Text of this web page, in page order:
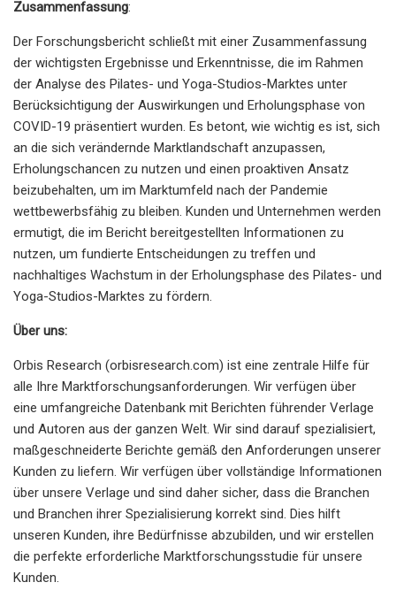
Zusammenfassung:
Der Forschungsbericht schließt mit einer Zusammenfassung
der wichtigsten Ergebnisse und Erkenntnisse, die im Rahmen
der Analyse des Pilates- und Yoga-Studios-Marktes unter
Berücksichtigung der Auswirkungen und Erholungsphase von
COVID-19 präsentiert wurden. Es betont, wie wichtig es ist, sich
an die sich verändernde Marktlandschaft anzupassen,
Erholungschancen zu nutzen und einen proaktiven Ansatz
beizubehalten, um im Marktumfeld nach der Pandemie
wettbewerbsfähig zu bleiben. Kunden und Unternehmen werden
ermutigt, die im Bericht bereitgestellten Informationen zu
nutzen, um fundierte Entscheidungen zu treffen und
nachhaltiges Wachstum in der Erholungsphase des Pilates- und
Yoga-Studios-Marktes zu fördern.
Über uns:
Orbis Research (orbisresearch.com) ist eine zentrale Hilfe für
alle Ihre Marktforschungsanforderungen. Wir verfügen über
eine umfangreiche Datenbank mit Berichten führender Verlage
und Autoren aus der ganzen Welt. Wir sind darauf spezialisiert,
maßgeschneiderte Berichte gemäß den Anforderungen unserer
Kunden zu liefern. Wir verfügen über vollständige Informationen
über unsere Verlage und sind daher sicher, dass die Branchen
und Branchen ihrer Spezialisierung korrekt sind. Dies hilft
unseren Kunden, ihre Bedürfnisse abzubilden, und wir erstellen
die perfekte erforderliche Marktforschungsstudie für unsere
Kunden.